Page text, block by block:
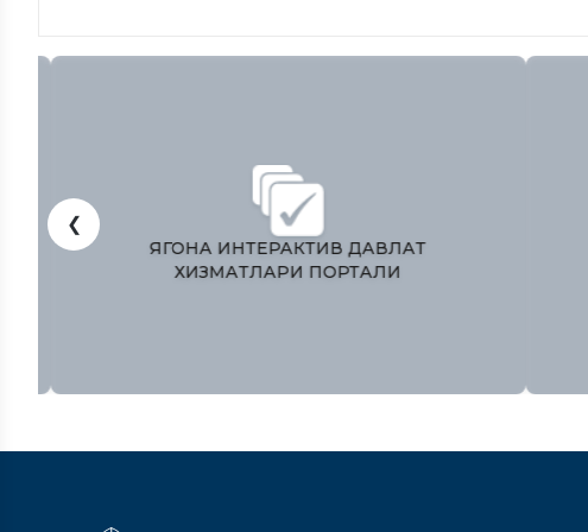
ЎЗБЕКИСТОН РЕСПУБЛИКАСИ
ПРЕЗИДЕНТИ МАТБУОТ ХИЗМАТИ
❮